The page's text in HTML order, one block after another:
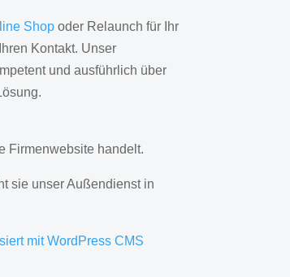
Shopoder Relaunch für Ihr
Kontakt. Unser
und ausführlich über
Firmenwebsite handelt.
sie unser Außendienst in
mit WordPress CMS